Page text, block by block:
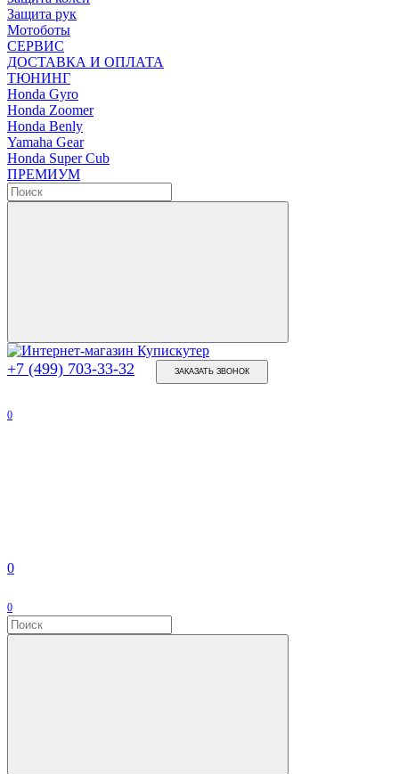
Защита рук
Мотоботы
СЕРВИС
ДОСТАВКА И ОПЛАТА
ТЮНИНГ
Honda Gyro
Honda Zoomer
Honda Benly
Yamaha Gear
Honda Super Cub
ПРЕМИУМ
+7 (499) 703-33-32 ЗАКАЗАТЬ ЗВОНОК
0
0
0